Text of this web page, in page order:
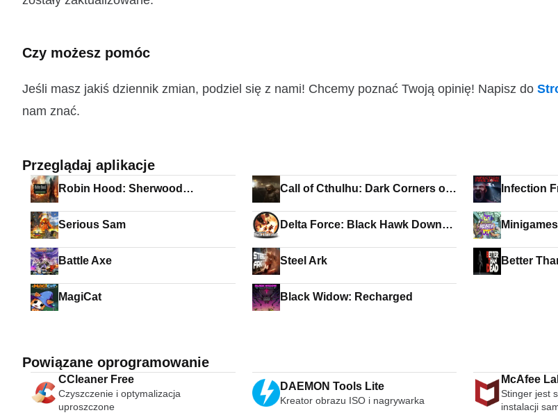
Czy możesz pomóc
Jeśli masz jakiś dziennik zmian, podziel się z nami! Chcemy poznać Twoją opinię! Napisz do
nam znać.
Przeglądaj aplikacje
Robin Hood: Sherwood
Call of Cthulhu: Dark Corners of
the Earth
Infection
Serious Sam
Delta Force: Black Hawk Down
Battle Axe Steel Ark Better
MagiCat Black Widow: Recharged
Powiązane oprogramowanie
CCleaner Free
Czyszczenie i optymalizacja
uproszczone
DAEMON Tools Lite
Kreator obrazu ISO i nagrywarka
McAfee
Stinger jest
instalacji